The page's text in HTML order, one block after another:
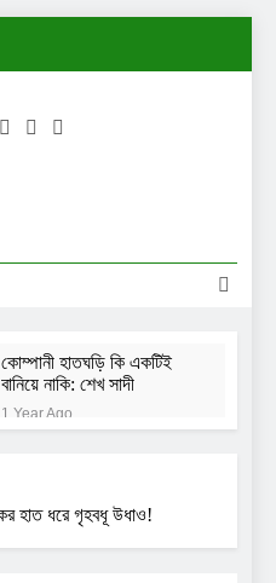
কোম্পানী হাতঘড়ি কি একটিই
বানিয়ে নাকি: শেখ সাদী
1 Year Ago
তখন আমি এত পরিপক্ব ছিলাম
হাত ধরে গৃহবধূ উধাও!